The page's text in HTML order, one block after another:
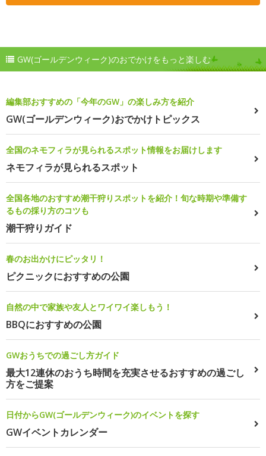
GW(ゴールデンウィーク)のおでかけをもっと楽しむ
編集部おすすめの「今年のGW」の楽しみ方を紹介
GW(ゴールデンウィーク)おでかけトピックス
全国のネモフィラが見られるスポット情報をお届けします
ネモフィラが見られるスポット
全国各地のおすすめ潮干狩りスポットを紹介！旬な時期や準備す
るもの採り方のコツも
潮干狩りガイド
春のお出かけにピッタリ！
ピクニックにおすすめの公園
自然の中で家族や友人とワイワイ楽しもう！
BBQにおすすめの公園
GWおうちでの過ごし方ガイド
最大12連休のおうち時間を充実させるおすすめの過ごし
方をご提案
日付からGW(ゴールデンウィーク)のイベントを探す
GWイベントカレンダー